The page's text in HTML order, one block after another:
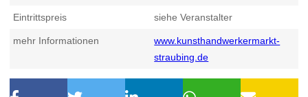
Eintrittspreis siehe Veranstalter
mehr Informationen
www.kunsthandwerkermarkt-
straubing.de